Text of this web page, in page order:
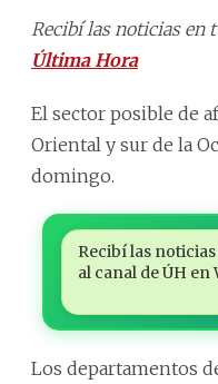
Recibí las noticias en
Última Hora
El sector posible de
Oriental y sur de la
domingo.
Recibí las
al canal de ÚH en
Los departamentos